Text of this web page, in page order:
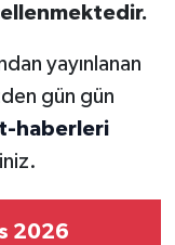
yayınlanan
gün gün
haberleri
2026